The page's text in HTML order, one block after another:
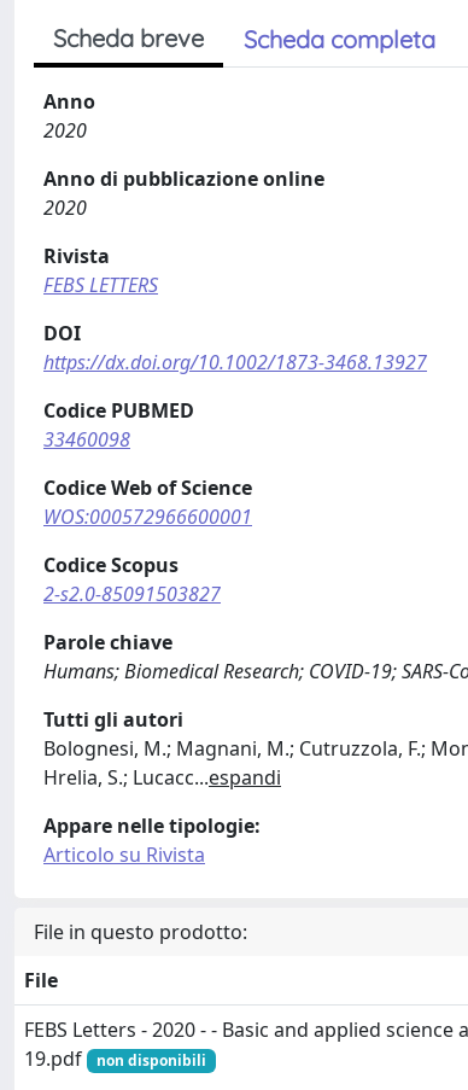
Scheda breve Scheda completa
Anno
2020
Anno di pubblicazione online
2020
Rivista
FEBS LETTERS
DOI
https://dx.doi.org/10.1002/1873-3468.13927
Codice PUBMED
33460098
Codice Web of Science
WOS:000572966600001
Codice Scopus
2-s2.0-85091503827
Parole chiave
Humans; Biomedical Research; COVID-19; SARS-
Tutti gli autori
Bolognesi, M.; Magnani, M.; Cutruzzola, F.;
Hrelia, S.; Lucacc...espandi
Appare nelle tipologie:
Articolo su Rivista
File in questo prodotto:
File
FEBS Letters - 2020 - - Basic and applied science
19.pdf
non disponibili